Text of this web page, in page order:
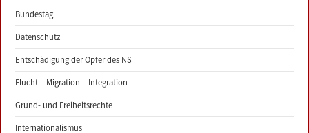
Bundestag
Datenschutz
Entschädigung der Opfer des NS
Flucht – Migration – Integration
Grund- und Freiheitsrechte
Internationalismus